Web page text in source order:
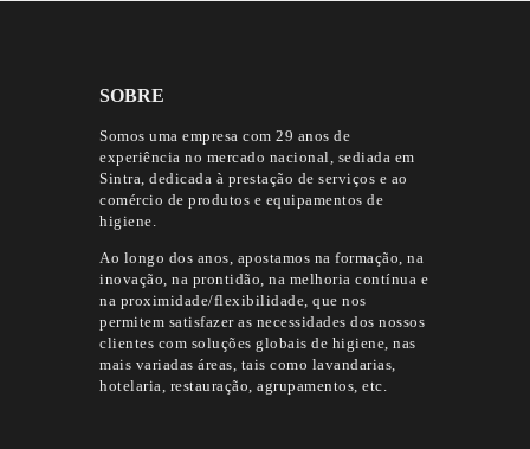
SOBRE
Somos uma empresa com 29 anos de
experiência no mercado nacional, sediada em
Sintra, dedicada à prestação de serviços e ao
comércio de produtos e equipamentos de
higiene.
Ao longo dos anos, apostamos na formação, na
inovação, na prontidão, na melhoria contínua e
na proximidade/flexibilidade, que nos
permitem satisfazer as necessidades dos nossos
clientes com soluções globais de higiene, nas
mais variadas áreas, tais como lavandarias,
hotelaria, restauração, agrupamentos, etc.